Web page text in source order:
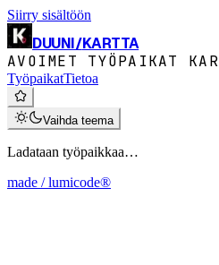
Siirry sisältöön
DUUNI/KARTTA
AVOIMET TYÖPAIKAT
TyöpaikatTietoa
Vaihda teema
Ladataan työpaikkaa…
made / lumicode®